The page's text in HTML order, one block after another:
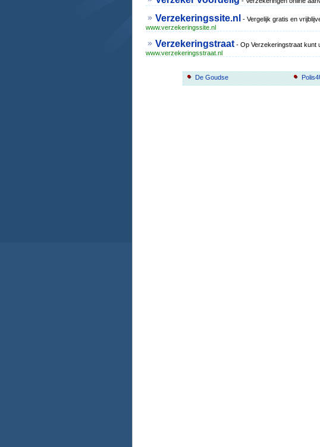
Verzekeringssite.nl
- Vergelijk gratis en
www.verzekeringssite.nl
Verzekeringstraat - Op Verzekeringstraat kunt
www.verzekeringsstraat.nl
De Goudse